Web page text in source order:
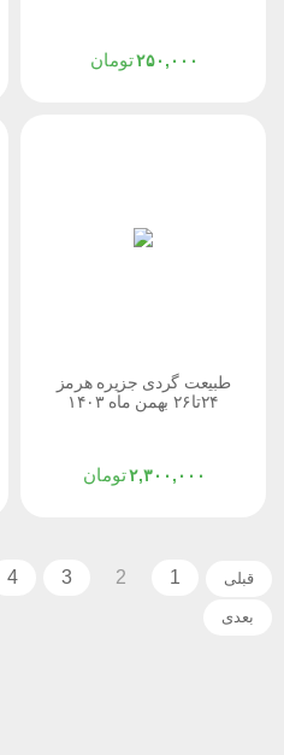
تومان ۲۵۰,۰۰۰
طبیعت گردی جزیره هرمز
تومان ۲,۳۰۰,۰۰۰